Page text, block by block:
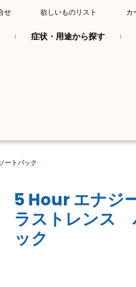
せ 欲しいものリスト カ
症状・用途から探す
ートパック
5 Hour エナジ
ラストレンス
ック